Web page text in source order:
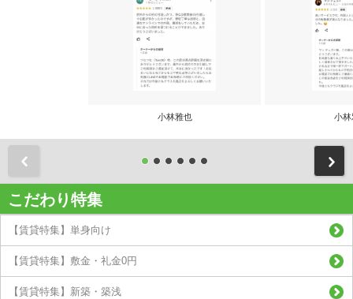
小林雅也 小林
こだわり特集
【賃貸特集】単身向け
【賃貸特集】敷金・礼金0円
【賃貸特集】新築・築浅